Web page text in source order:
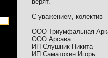
верят.
С уважением, колектив
ООО Триумфальная
ООО Арсава
ИП Слушник Никита
ИП Саматохин Игорь